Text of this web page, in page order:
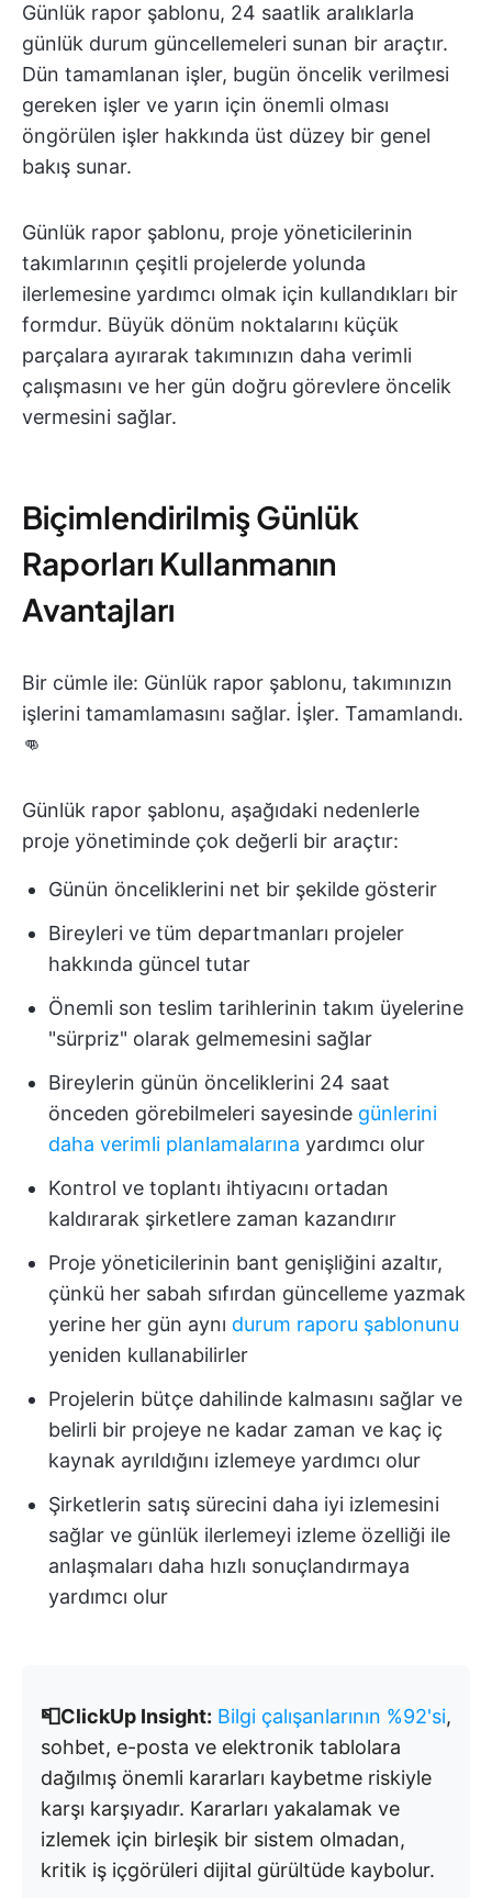
Günlük rapor şablonu, 24 saatlik aralıklarla
günlük durum güncellemeleri sunan bir araçtır.
Dün tamamlanan işler, bugün öncelik verilmesi
gereken işler ve yarın için önemli olması
öngörülen işler hakkında üst düzey bir genel
bakış sunar.
Günlük rapor şablonu, proje yöneticilerinin
takımlarının çeşitli projelerde yolunda
ilerlemesine yardımcı olmak için kullandıkları bir
formdur. Büyük dönüm noktalarını küçük
parçalara ayırarak takımınızın daha verimli
çalışmasını ve her gün doğru görevlere öncelik
vermesini sağlar.
Biçimlendirilmiş Günlük
Raporları Kullanmanın
Avantajları
Bir cümle ile: Günlük rapor şablonu, takımınızın
işlerini tamamlamasını sağlar. İşler. Tamamlandı.
👊
Günlük rapor şablonu, aşağıdaki nedenlerle
proje yönetiminde çok değerli bir araçtır:
Günün önceliklerini net bir şekilde gösterir
Bireyleri ve tüm departmanları projeler
hakkında güncel tutar
Önemli son teslim tarihlerinin takım üyelerine
"sürpriz" olarak gelmemesini sağlar
Bireylerin günün önceliklerini 24 saat
önceden görebilmeleri sayesinde günlerini
daha verimli planlamalarına yardımcı olur
Kontrol ve toplantı ihtiyacını ortadan
kaldırarak şirketlere zaman kazandırır
Proje yöneticilerinin bant genişliğini azaltır,
çünkü her sabah sıfırdan güncelleme yazmak
yerine her gün aynı durum raporu şablonunu
yeniden kullanabilirler
Projelerin bütçe dahilinde kalmasını sağlar ve
belirli bir projeye ne kadar zaman ve kaç iç
kaynak ayrıldığını izlemeye yardımcı olur
Şirketlerin satış sürecini daha iyi izlemesini
sağlar ve günlük ilerlemeyi izleme özelliği ile
anlaşmaları daha hızlı sonuçlandırmaya
yardımcı olur
📮ClickUp Insight: Bilgi çalışanlarının %92'si,
sohbet, e-posta ve elektronik tablolara
dağılmış önemli kararları kaybetme riskiyle
karşı karşıyadır. Kararları yakalamak ve
izlemek için birleşik bir sistem olmadan,
kritik iş içgörüleri dijital gürültüde kaybolur.